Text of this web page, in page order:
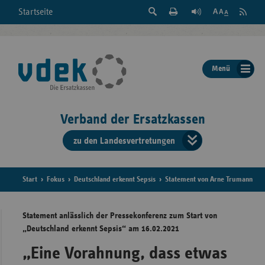
Startseite
Suche
der
Seite
Feed
Menü
Verband der Ersatzkassen
zu den Landesvertretungen
der
Start Fokus Deutschland erkennt Sepsis Statement von Arne Trumann
Statement anlässlich der Pressekonferenz zum Start von
„Deutschland erkennt Sepsis“ am 16.02.2021
„Eine Vorahnung, dass etwas